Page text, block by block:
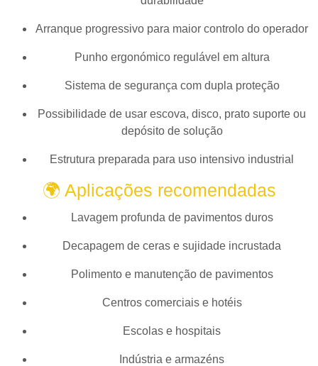
Arranque progressivo para maior controlo do operador
Punho ergonómico regulável em altura
Sistema de segurança com dupla proteção
Possibilidade de usar escova, disco, prato suporte ou
depósito de solução
Estrutura preparada para uso intensivo industrial
🌍 Aplicações recomendadas
Lavagem profunda de pavimentos duros
Decapagem de ceras e sujidade incrustada
Polimento e manutenção de pavimentos
Centros comerciais e hotéis
Escolas e hospitais
Indústria e armazéns